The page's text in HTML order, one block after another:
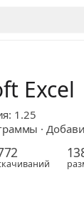
Excel
1.25
·